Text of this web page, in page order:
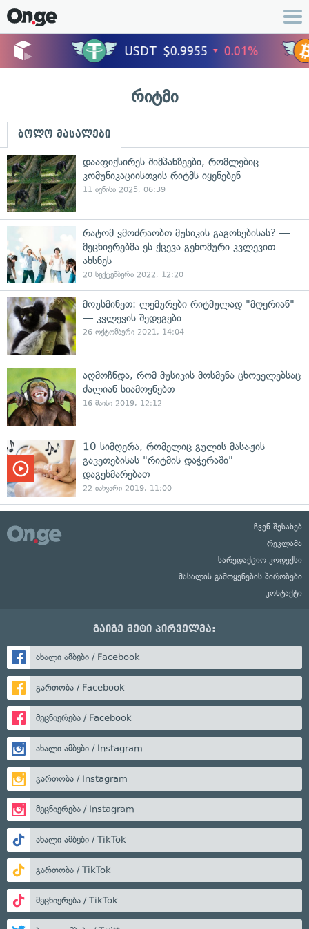
რიტმი
ბოლო მასალები
დააფიქსირეს შიმპანზეები, რომლებიც
კომუნიკაციისთვის რიტმს იყენებენ
11 ივნისი 2025, 06:39
რატომ ვმოძრაობთ მუსიკის გაგონებისას? —
მეცნიერებმა ეს ქცევა გენომური კვლევით
ახსნეს
20 სექტემბერი 2022, 12:20
მოუსმინეთ: ლემურები რიტმულად "მღერიან"
— კვლევის შედეგები
26 ოქტომბერი 2021, 14:04
აღმოჩნდა, რომ მუსიკის მოსმენა ცხოველებსაც
ძალიან სიამოვნებთ
16 მაისი 2019, 12:12
10 სიმღერა, რომელიც გულის მასაჟის
გაკეთებისას "რიტმის დაჭერაში"
დაგეხმარებათ
22 იანვარი 2019, 11:00
ჩვენ შესახებ
რეკლამა
სარედაქციო კოდექსი
მასალის გამოყენების პირობები
კონტაქტი
გაიგე მეტი პირველმა:
ახალი ამბები / Facebook
გართობა / Facebook
მეცნიერება / Facebook
ახალი ამბები / Instagram
გართობა / Instagram
მეცნიერება / Instagram
ახალი ამბები / TikTok
გართობა / TikTok
მეცნიერება / TikTok